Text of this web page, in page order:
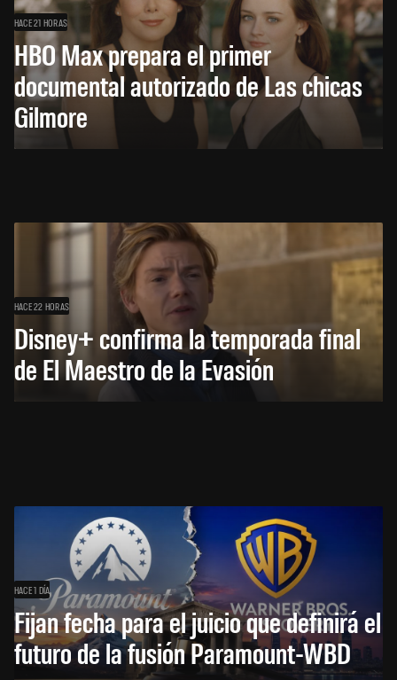
HACE 21 HORAS
HBO Max prepara el primer
documental autorizado de Las chicas
Gilmore
HACE 22 HORAS
Disney+ confirma la temporada final
de El Maestro de la Evasión
HACE 1 DÍA
Fijan fecha para el juicio que definirá el
futuro de la fusión Paramount-WBD